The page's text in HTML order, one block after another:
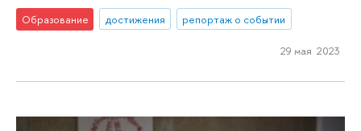
Образование достижения репортаж о событии
29 мая 2023